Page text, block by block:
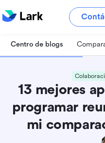
Centro de blogs
13 mejores
programar
mi